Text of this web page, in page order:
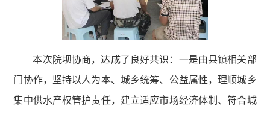
本次院坝协商，达成了良好共识：一是由县镇相关部
门协作，坚持以人为本、城乡统筹、公益属性，理顺城乡
集中供水产权管护责任，建立适应市场经济体制、符合城